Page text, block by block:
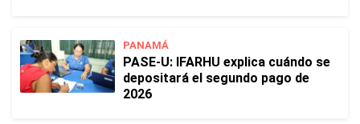
PANAMÁ
PASE-U: IFARHU explica cuándo se
depositará el segundo pago de
2026